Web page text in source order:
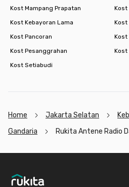
Kost Mampang Prapatan
Kost
Kost Kebayoran Lama
Kost
Kost Pancoran
Kost
Kost Pesanggrahan
Kost
Kost Setiabudi
Home Jakarta Selatan
Gandaria
Rukita Antene Radio